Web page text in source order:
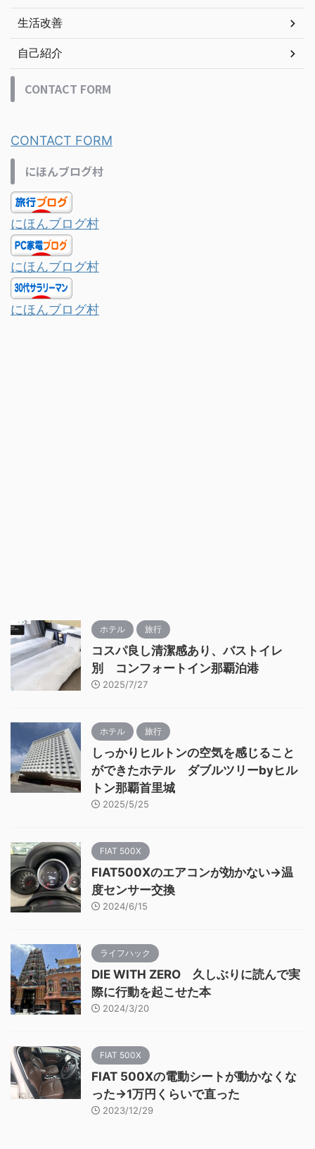
生活改善
自己紹介
CONTACT FORM
CONTACT FORM
にほんブログ村
にほんブログ村
にほんブログ村
にほんブログ村
ホテル 旅行
コスパ良し清潔感あり、バストイレ
別 コンフォートイン那覇泊港
2025/7/27
ホテル 旅行
しっかりヒルトンの空気を感じること
ができたホテル ダブルツリーbyヒル
トン那覇首里城
2025/5/25
FIAT 500X
FIAT500Xのエアコンが効かない→温
度センサー交換
2024/6/15
ライフハック
DIE WITH ZERO 久しぶりに読んで実
際に行動を起こせた本
2024/3/20
FIAT 500X
FIAT 500Xの電動シートが動かなくな
った→1万円くらいで直った
2023/12/29